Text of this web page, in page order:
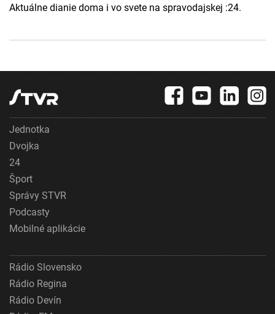
Aktuálne dianie doma i vo svete na spravodajskej :24.
Jednotka
Dvojka
24
Šport
Správy STVR
Podcasty
Mobilné aplikácie
Rádio Slovensko
Rádio Regina
Rádio Devín